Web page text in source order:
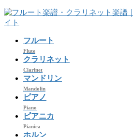
コ
ン
ナ
ビ
フルート
Flute
クラリネット
Clarinet
マンドリン
Mandolin
ピアノ
Piano
ピアニカ
Pianica
ホルン